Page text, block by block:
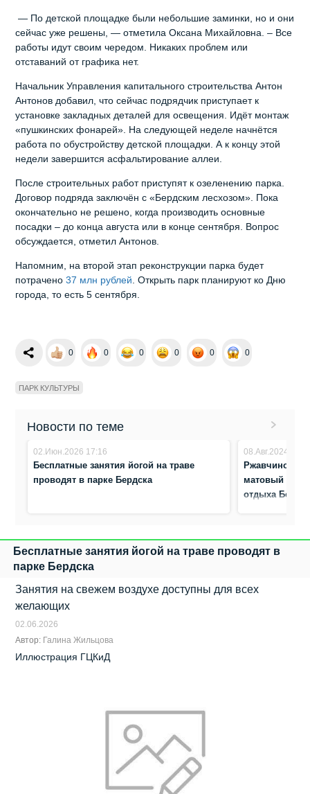
— По детской площадке были небольшие заминки, но и они
сейчас уже решены, — отметила Оксана Михайловна. – Все
работы идут своим чередом. Никаких проблем или
отставаний от графика нет.
Начальник Управления капитального строительства Антон
Антонов добавил, что сейчас подрядчик приступает к
установке закладных деталей для освещения. Идёт монтаж
«пушкинских фонарей». На следующей неделе начнётся
работа по обустройству детской площадки. А к концу этой
недели завершится асфальтирование аллеи.
После строительных работ приступят к озеленению парка.
Договор подряда заключён с «Бердским лесхозом». Пока
окончательно не решено, когда производить основные
посадки – до конца августа или в конце сентября. Вопрос
обсуждается, отметил Антонов.
Напомним, на второй этап реконструкции парка будет
потрачено37 млн рублей. Открыть парк планируют ко Дню
города, то есть 5 сентября.
0 0 0 0 0 0
ПАРК КУЛЬТУРЫ
Новости по теме
02.Июн.2026 17:16
Бесплатные занятия йогой на траве
проводят в парке Бердска
08.Авг.2024
Ржавчиной
матовый
отдыха
Бесплатные занятия йогой на траве проводят в
парке Бердска
Занятия на свежем воздухе доступны для всех
желающих
02.06.2026
Автор: Галина Жильцова
Иллюстрация ГЦКиД